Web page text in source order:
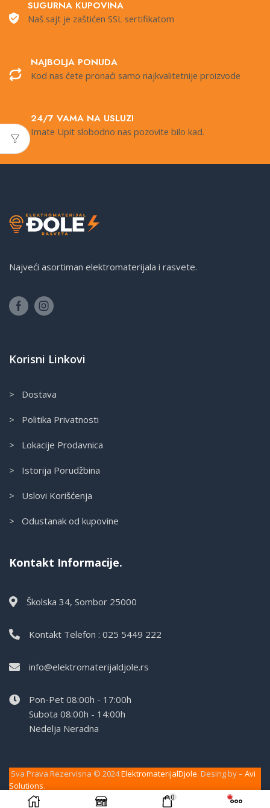
SUGURNA KUPOVINA
Naš sajt je zaštićen SSL sertifikatom
NAJBOLJA PONUDA
Kod nas ćete pronaći samo najkvalitetnije proizvode
24/7 VAMA NA USLUZI
Imate Upit slobodno nas pozovite bilo kad.
Najveći asortiman elektromaterijala i rasvete.
Korisni Linkovi
> Dostava
> Politika Privatnosti
> Lokacije Prodavnica
> Istorija Porudžbina
> Uslovi Korišćenja
> Odustanak od kupovine
Kontakt Informacije.
Školska 34, Sombor 25000
Kontakt Telefon : 025 5449 222
info@elektromaterijaldjole.rs
Pon-Pet 08:00h - 17:00h
Subota 08:00h - 14:00h
Nedelja Neradna
Sva Prava Rezervisna © 2024ElektromaterijalDjole. Desing by – Avi
Solutions.
0